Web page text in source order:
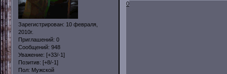
Зарегистрирован: 10 февраля,
2010г.
Приглашений: 0
Сообщений: 948
Уважение: [+33/-1]
Позитив: [+8/-1]
Пол: Мужской
0